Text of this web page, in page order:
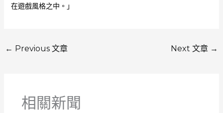
在遊戲風格之中。」
← Previous 文章 Next 文章 →
相關新聞